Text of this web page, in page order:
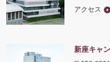
アクセス
新座キャ